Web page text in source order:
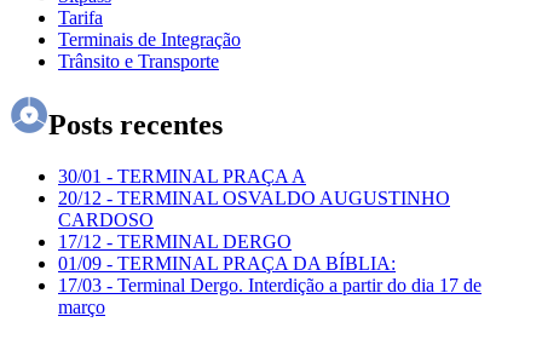
Tarifa
Terminais de Integração
Trânsito e Transporte
Posts recentes
30/01 - TERMINAL PRAÇA A
20/12 - TERMINAL OSVALDO AUGUSTINHO
CARDOSO
17/12 - TERMINAL DERGO
01/09 - TERMINAL PRAÇA DA BÍBLIA:
17/03 - Terminal Dergo. Interdição a partir do dia 17 de
março